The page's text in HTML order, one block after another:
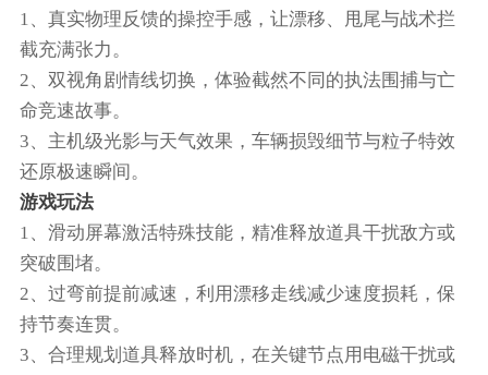
1、真实物理反馈的操控手感，让漂移、甩尾与战术拦
截充满张力。
2、双视角剧情线切换，体验截然不同的执法围捕与亡
命竞速故事。
3、主机级光影与天气效果，车辆损毁细节与粒子特效
还原极速瞬间。
游戏玩法
1、滑动屏幕激活特殊技能，精准释放道具干扰敌方或
突破围堵。
2、过弯前提前减速，利用漂移走线减少速度损耗，保
持节奏连贯。
3、合理规划道具释放时机，在关键节点用电磁干扰或